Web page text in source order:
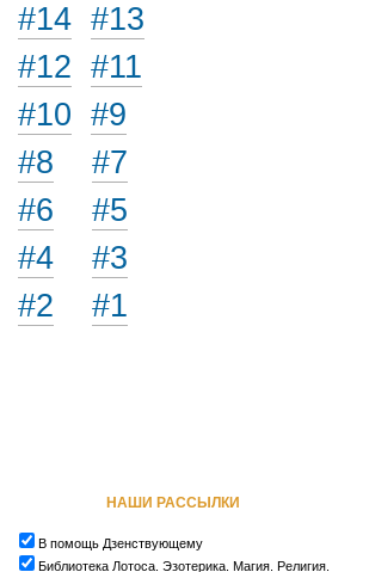
#14 #13
#12 #11
#10 #9
#8
#7
#6
#5
#4
#3
#2
#1
НАШИ РАССЫЛКИ
В помощь Дзенствующему
Библиотека Лотоса. Эзотерика. Магия. Религия.